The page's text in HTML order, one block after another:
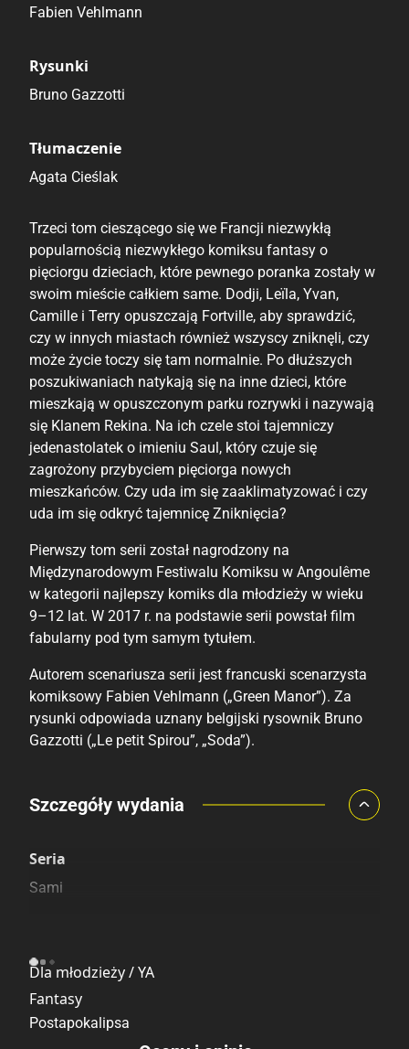
Fabien Vehlmann
Rysunki
Bruno Gazzotti
Tłumaczenie
Agata Cieślak
Trzeci tom cieszącego się we Francji niezwykłą
popularnością niezwykłego komiksu fantasy o
pięciorgu dzieciach, które pewnego poranka zostały w
swoim mieście całkiem same. Dodji, Leïla, Yvan,
Camille i Terry opuszczają Fortville, aby sprawdzić,
czy w innych miastach również wszyscy zniknęli, czy
może życie toczy się tam normalnie. Po dłuższych
poszukiwaniach natykają się na inne dzieci, które
mieszkają w opuszczonym parku rozrywki i nazywają
się Klanem Rekina. Na ich czele stoi tajemniczy
jedenastolatek o imieniu Saul, który czuje się
zagrożony przybyciem pięciorga nowych
mieszkańców. Czy uda im się zaaklimatyzować i czy
uda im się odkryć tajemnicę Zniknięcia?
Pierwszy tom serii został nagrodzony na
Międzynarodowym Festiwalu Komiksu w Angoulême
w kategorii najlepszy komiks dla młodzieży w wieku
9–12 lat. W 2017 r. na podstawie serii powstał film
fabularny pod tym samym tytułem.
Autorem scenariusza serii jest francuski scenarzysta
komiksowy Fabien Vehlmann („Green Manor”). Za
rysunki odpowiada uznany belgijski rysownik Bruno
Gazzotti („Le petit Spirou”, „Soda”).
Porównaj ceny
Szczegóły wydania
Seria
Sami
Dla młodzieży / YA
Fantasy
Postapokalipsa